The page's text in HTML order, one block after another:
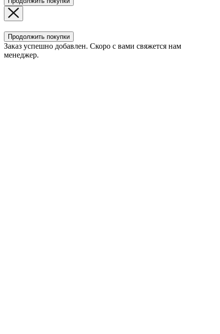
Продолжить покупки
Заказ успешно добавлен. Скоро с вами свяжется нам
менеджер.